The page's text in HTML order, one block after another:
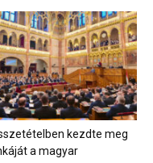
kezdte meg
a magyar